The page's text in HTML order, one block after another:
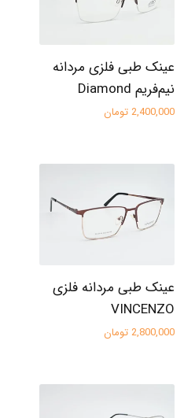
عینک طبی فلزی مردانه
نیم‌فریم Diamond
2,400,000 تومان
عینک طبی مردانه فلزی
VINCENZO
2,800,000 تومان